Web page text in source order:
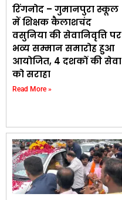
रिंगनोद – गुमानपुरा स्कूल
में शिक्षक कैलाशचंद
वसुनिया की सेवानिवृत्ति पर
भव्य सम्मान समारोह हुआ
आयोजित, 4 दशकों की सेवा
को सराहा
Read More »